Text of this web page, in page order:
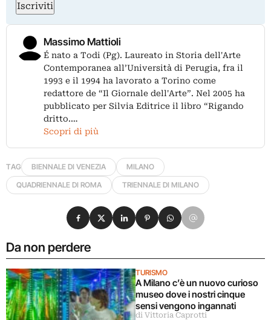
Iscriviti
Massimo Mattioli
É nato a Todi (Pg). Laureato in Storia dell'Arte
Contemporanea all’Università di Perugia, fra il
1993 e il 1994 ha lavorato a Torino come
redattore de “Il Giornale dell'Arte”. Nel 2005 ha
pubblicato per Silvia Editrice il libro “Rigando
dritto.…
Scopri di più
TAG BIENNALE DI VENEZIA
MILANO
QUADRIENNALE DI ROMA
TRIENNALE DI MILANO
Da non perdere
TURISMO
A Milano c’è un nuovo curioso
museo dove i nostri cinque
sensi vengono ingannati
di Vittoria Caprotti
Condividi su Facebook
Condividi su X
Condividi su LinkedIn
Condividi su Pinterest
Condividi su WhatsApp
Condividi su Email